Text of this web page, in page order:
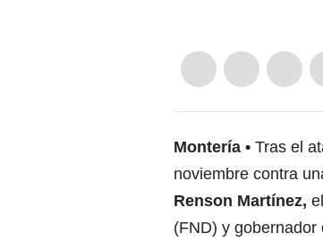
Montería
Tras el
noviembre contra
Renson Martínez,
(FND) y gobernador